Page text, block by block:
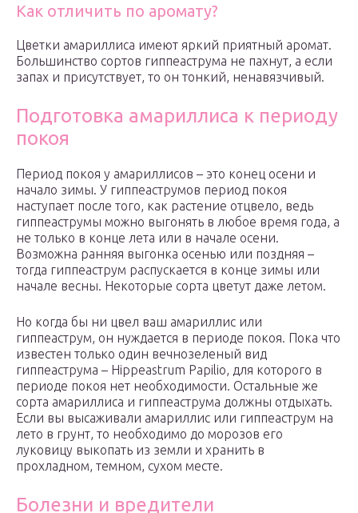
Как отличить по аромату?
Цветки амариллиса имеют яркий приятный аромат.
Большинство сортов гиппеаструма не пахнут, а если
запах и присутствует, то он тонкий, ненавязчивый.
Подготовка амариллиса к периоду
покоя
Период покоя у амариллисов – это конец осени и
начало зимы. У гиппеаструмов период покоя
наступает после того, как растение отцвело, ведь
гиппеаструмы можно выгонять в любое время года, а
не только в конце лета или в начале осени.
Возможна ранняя выгонка осенью или поздняя –
тогда гиппеаструм распускается в конце зимы или
начале весны. Некоторые сорта цветут даже летом.
Но когда бы ни цвел ваш амариллис или
гиппеаструм, он нуждается в периоде покоя. Пока что
известен только один вечнозеленый вид
гиппеаструма – Hippeastrum Papilio, для которого в
периоде покоя нет необходимости. Остальные же
сорта амариллиса и гиппеаструма должны отдыхать.
Если вы высаживали амариллис или гиппеаструм на
лето в грунт, то необходимо до морозов его
луковицу выкопать из земли и хранить в
прохладном, темном, сухом месте.
Болезни и вредители